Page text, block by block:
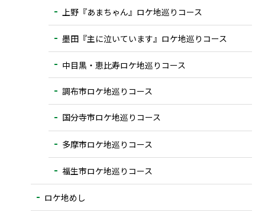
上野『あまちゃん』ロケ地巡りコース
墨田『主に泣いています』ロケ地巡りコース
中目黒・恵比寿ロケ地巡りコース
調布市ロケ地巡りコース
国分寺市ロケ地巡りコース
多摩市ロケ地巡りコース
福生市ロケ地巡りコース
ロケ地めし